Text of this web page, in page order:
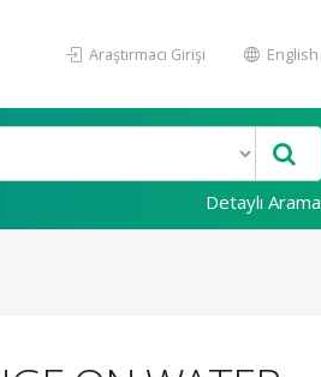
Araştırmacı Girişi English
Detaylı Arama